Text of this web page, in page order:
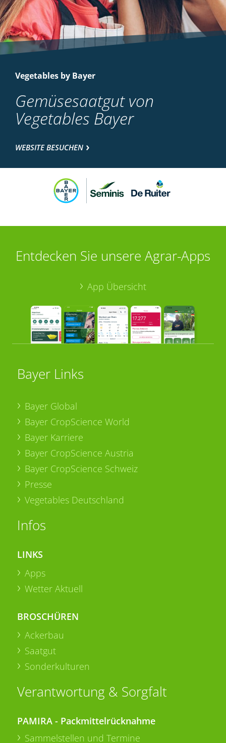
Vegetables by Bayer
Gemüsesaatgut von
Vegetables Bayer
WEBSITE BESUCHEN
Entdecken Sie unsere Agrar-Apps
App Übersicht
Bayer Links
Bayer Global
Bayer CropScience World
Bayer Karriere
Bayer CropScience Austria
Bayer CropScience Schweiz
Presse
Vegetables Deutschland
Infos
LINKS
Apps
Wetter Aktuell
BROSCHÜREN
Ackerbau
Saatgut
Sonderkulturen
Verantwortung & Sorgfalt
PAMIRA - Packmittelrücknahme
Sammelstellen und Termine